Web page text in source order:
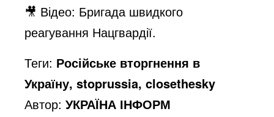
d
e
o
🎥 Відео: Бригада швидкого
реагування Нацгвардії.
Теги: Російське вторгнення в
Україну, stoprussia, closethesky
Автор:УКРАЇНА ІНФОРМ